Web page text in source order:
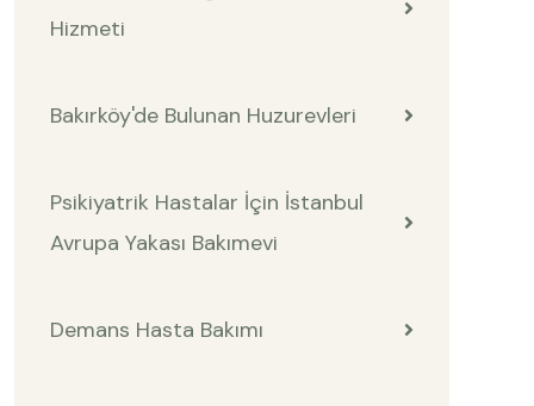
Hizmeti
Bakırköy'de Bulunan Huzurevleri
Psikiyatrik Hastalar İçin İstanbul
Avrupa Yakası Bakımevi
Demans Hasta Bakımı